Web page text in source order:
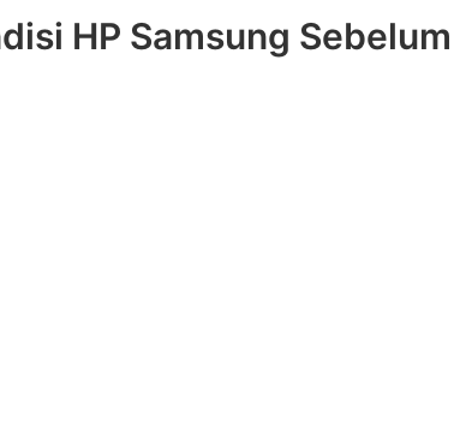
HP Samsung Sebelum